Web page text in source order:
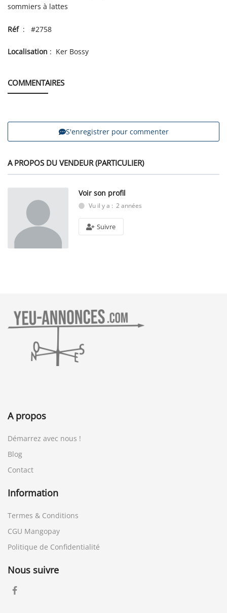
sommiers à lattes
Réf: #2758
Localisation : Ker Bossy
COMMENTAIRES
S'enregistrer pour commenter
A PROPOS DU VENDEUR (PARTICULIER)
Voir son profil
Vu il y a : 2 années
Suivre
A propos
Démarrez avec nous !
Blog
Contact
Information
Termes & Conditions
CGU Mangopay
Politique de Confidentialité
Nous suivre